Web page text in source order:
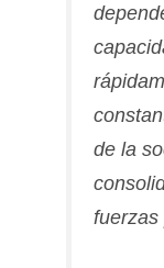
de la
fuerzas